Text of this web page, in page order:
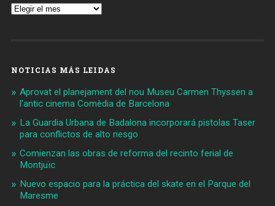
Archivos
NOTICIAS MÁS LEIDAS
Aprovat el planejament del nou Museu Carmen Thyssen a
l'antic cinema Comèdia de Barcelona
La Guardia Urbana de Badalona incorporará pistolas Taser
para conflictos de alto riesgo
Comienzan las obras de reforma del recinto ferial de
Montjuïc
Nuevo espacio para la práctica del skate en el Parque del
Maresme